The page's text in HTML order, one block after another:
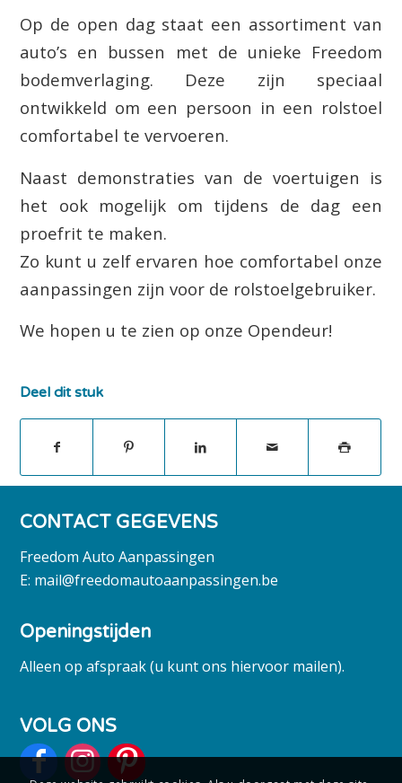
Op de open dag staat een assortiment van
auto’s en bussen met de unieke Freedom
bodemverlaging. Deze zijn speciaal
ontwikkeld om een persoon in een rolstoel
comfortabel te vervoeren.
Naast demonstraties van de voertuigen is
het ook mogelijk om tijdens de dag een
proefrit te maken.
Zo kunt u zelf ervaren hoe comfortabel onze
aanpassingen zijn voor de rolstoelgebruiker.
We hopen u te zien op onze Opendeur!
Deel dit stuk
CONTACT GEGEVENS
Freedom Auto Aanpassingen
E: mail@freedomautoaanpassingen.be
Openingstijden
Alleen op afspraak (u kunt ons hiervoor mailen).
VOLG ONS